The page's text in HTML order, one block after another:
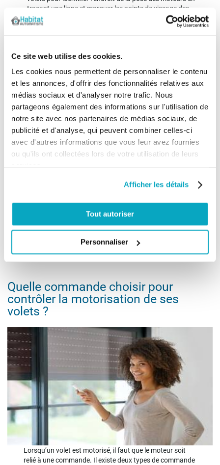
Ce site web utilise des cookies.
Les cookies nous permettent de personnaliser le contenu
et les annonces, d'offrir des fonctionnalités relatives aux
médias sociaux et d'analyser notre trafic. Nous
partageons également des informations sur l'utilisation de
notre site avec nos partenaires de médias sociaux, de
publicité et d'analyse, qui peuvent combiner celles-ci
avec d'autres informations que vous leur avez fournies
ou qu'ils ont collectées lors de votre utilisation de leurs
Afficher les détails
Tout autoriser
Personnaliser
traçant une ligne et marquer les points de vissage des
platines de fixation.
Troisième étape : installer le moteur qui est relié à l’arrivée
électrique.
Quatrième étape : monter le deuxième moteur de l’autre côté.
Cinquième étape : relier les deux moteurs avec les câbles
électriques et relier le moteur principal à l’alimentation.
Sixième étape : programmer votre télécommande ou relier le
les compas ou les coulisseaux de manœuvre sur les pignons
des moteurs et sur les battants.
Dernière étape : au dos du volet, visser les butées d’arrêt sur
Quelle commande choisir pour
contrôler la motorisation de ses
volets ?
Lorsqu’un volet est motorisé, il faut que le moteur soit
relié à une commande. Il existe deux types de commande